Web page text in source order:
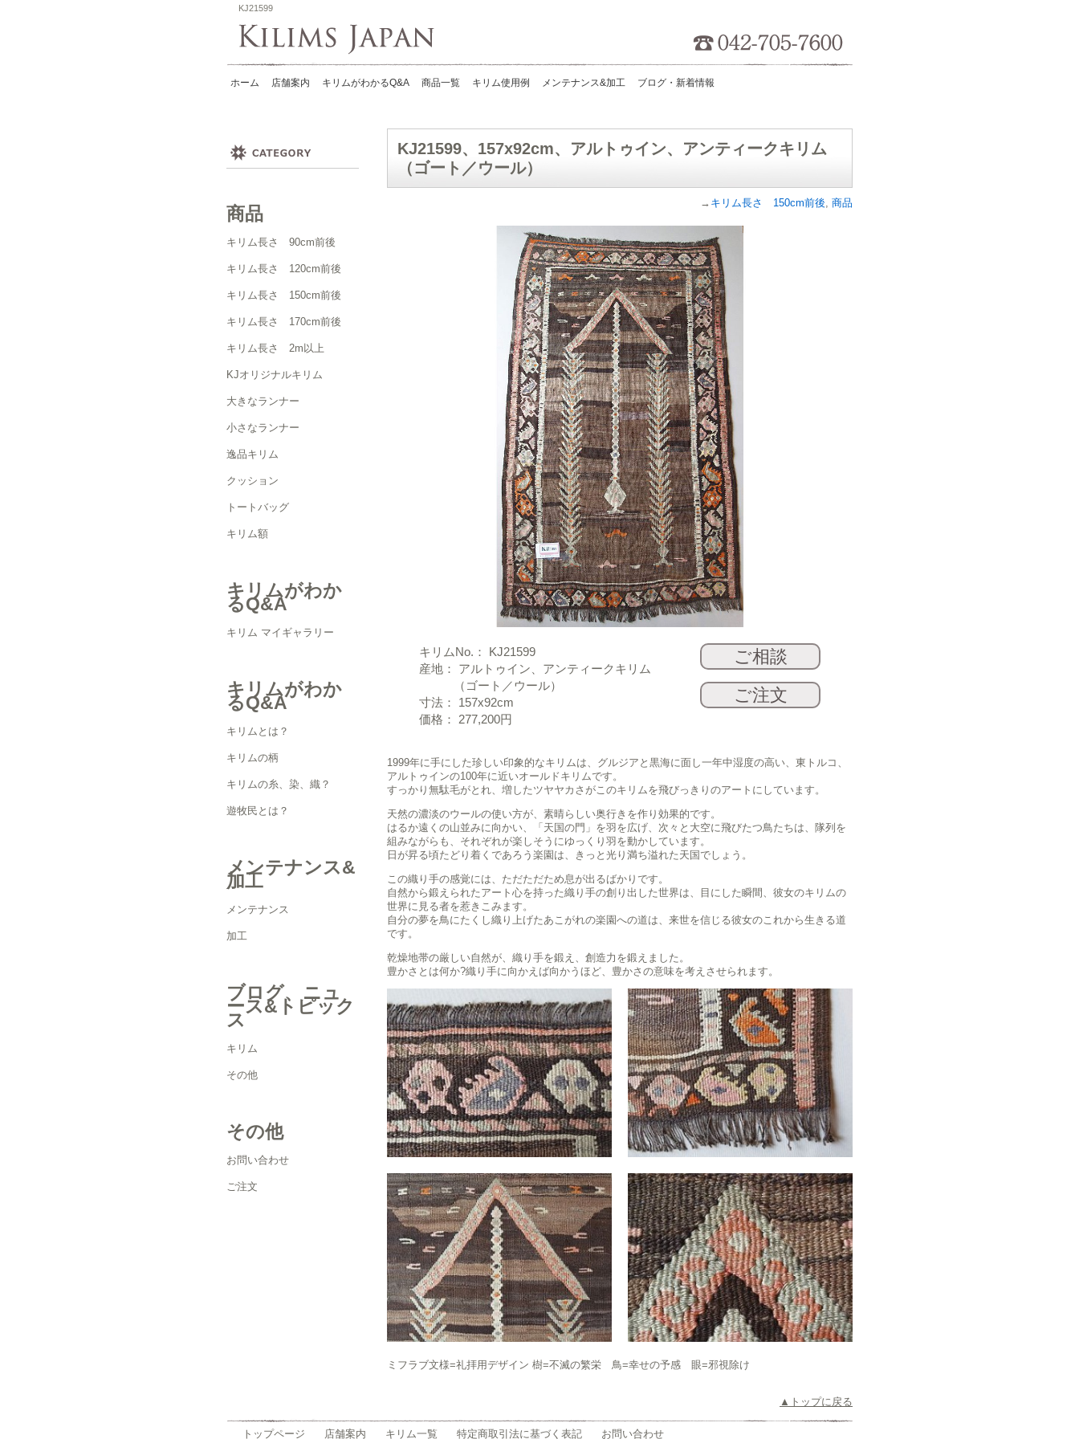
KJ21599
ホーム 店舗案内 キリムがわかるQ&A 商品一覧 キリム使用例 メンテナンス&加工 ブログ・新着情報
商品
キリム長さ 90cm前後
キリム長さ 120cm前後
キリム長さ 150cm前後
キリム長さ 170cm前後
キリム長さ 2m以上
KJオリジナルキリム
大きなランナー
小さなランナー
逸品キリム
クッション
トートバッグ
キリム額
キリムがわか
るQ&A
キリム マイギャラリー
キリムがわか
るQ&A
キリムとは？
キリムの柄
キリムの糸、染、織？
遊牧民とは？
メンテナンス&
加工
メンテナンス
加工
ブログ、ニュ
ース&トピック
ス
キリム
その他
その他
お問い合わせ
ご注文
KJ21599、157x92cm、アルトゥイン、アンティークキリム
（ゴート／ウール）
→ キリム長さ 150cm前後, 商品
キリムNo.： KJ21599
産地： アルトゥイン、アンティークキリム
（ゴート／ウール）
寸法： 157x92cm
価格： 277,200円
1999年に手にした珍しい印象的なキリムは、グルジアと黒海に面し一年中湿度の高い、東トルコ、
アルトゥインの100年に近いオールドキリムです。
すっかり無駄毛がとれ、増したツヤヤカさがこのキリムを飛びっきりのアートにしています。
天然の濃淡のウールの使い方が、素晴らしい奥行きを作り効果的です。
はるか遠くの山並みに向かい、「天国の門」を羽を広げ、次々と大空に飛びたつ鳥たちは、隊列を
組みながらも、それぞれが楽しそうにゆっくり羽を動かしています。
日が昇る頃たどり着くであろう楽園は、きっと光り満ち溢れた天国でしょう。
この織り手の感覚には、ただただため息が出るばかりです。
自然から鍛えられたアート心を持った織り手の創り出した世界は、目にした瞬間、彼女のキリムの
世界に見る者を惹きこみます。
自分の夢を鳥にたくし織り上げたあこがれの楽園への道は、来世を信じる彼女のこれから生きる道
です。
乾燥地帯の厳しい自然が、織り手を鍛え、創造力を鍛えました。
豊かさとは何か?織り手に向かえば向かうほど、豊かさの意味を考えさせられます。
ミフラブ文様=礼拝用デザイン 樹=不滅の繁栄 鳥=幸せの予感 眼=邪視除け
▲トップに戻る
トップページ 店舗案内 キリム一覧 特定商取引法に基づく表記 お問い合わせ